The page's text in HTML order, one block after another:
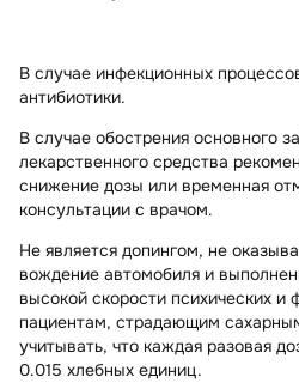
В случае инфекционных
антибиотики.
В случае обострения основного
лекарственного средства
снижение дозы или временная
консультации с врачом.
Не является допингом, не
вождение автомобиля и
высокой скорости психических и
пациентам, страдающим
учитывать, что каждая разовая
0.015 хлебных единиц.